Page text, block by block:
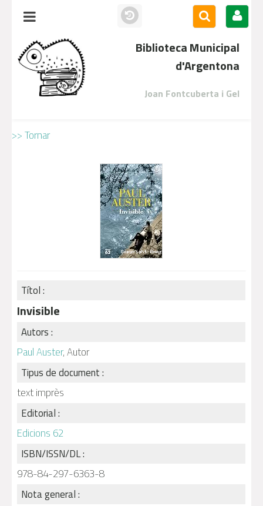
Biblioteca Municipal
d'Argentona
Joan Fontcuberta i Gel
>> Tornar
Títol :
Invisible
Autors :
Paul Auster, Autor
Tipus de document :
text imprès
Editorial :
Edicions 62
ISBN/ISSN/DL :
978-84-297-6363-8
Nota general :